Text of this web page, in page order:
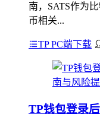
南，SATS作为
币相关...
TP PC端下载
TP钱包登录